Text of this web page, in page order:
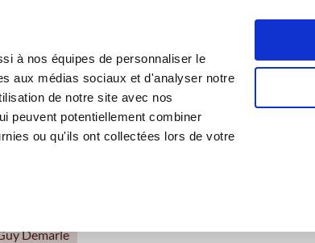
à nos équipes de personnaliser le
aux médias sociaux et d'analyser notre
de notre site avec nos
peuvent potentiellement combiner
ou qu'ils ont collectées lors de votre
de Julie MH
Demarle